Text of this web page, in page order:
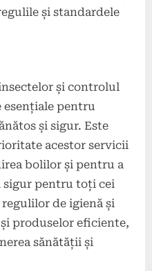
și standardele
și controlul
esențiale pentru
și sigur. Este
acestor servicii
bolilor și pentru a
sigur pentru toți cei
de igienă și
produselor eficiente,
sănătății și